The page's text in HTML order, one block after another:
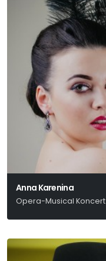
Anna Karenina
Opera-Musical Koncert